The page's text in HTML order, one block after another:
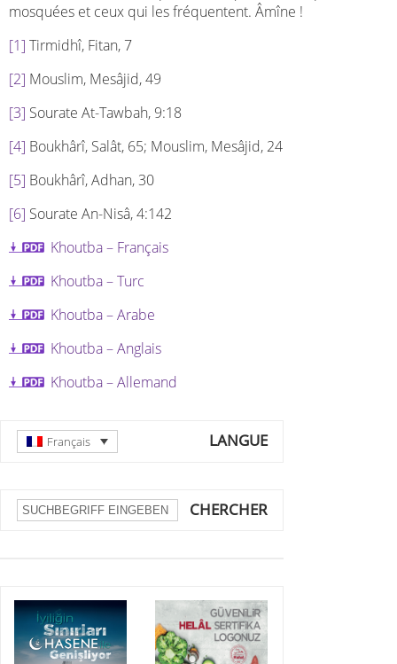
mosquées et ceux qui les fréquentent. Âmîne !
[1] Tirmidhî, Fitan, 7
[2] Mouslim, Mesâjid, 49
[3] Sourate At-Tawbah, 9:18
[4] Boukhârî, Salât, 65; Mouslim, Mesâjid, 24
[5] Boukhârî, Adhan, 30
[6] Sourate An-Nisâ, 4:142
Khoutba– Français
Khoutba–Turc
Khoutba–Arabe
Khoutba– Anglais
Khoutba– Allemand
LANGUE
Français
CHERCHER